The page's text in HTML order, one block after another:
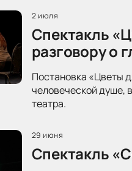
2 июля
Спектакль
разговору о
Постановка «Цветы
человеческой душе,
театра.
29 июня
Спектакль